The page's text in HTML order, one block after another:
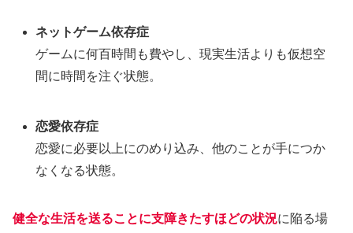
ネットゲーム依存症
ゲームに何百時間も費やし、現実生活よりも仮想空
間に時間を注ぐ状態。
恋愛依存症
恋愛に必要以上にのめり込み、他のことが手につか
なくなる状態。
健全な生活を送ることに支障きたすほどの状況に陥る場